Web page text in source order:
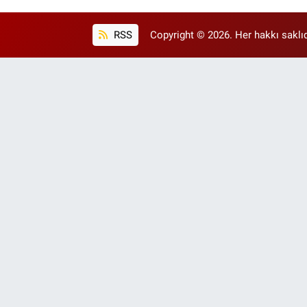
RSS Copyright © 2026. Her hakkı